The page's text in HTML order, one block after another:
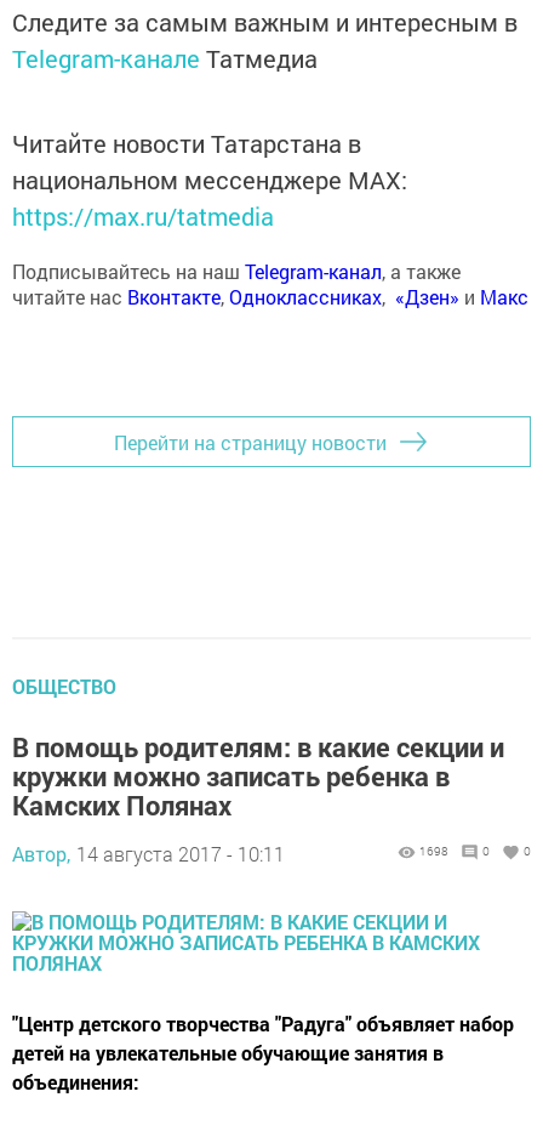
Следите за самым важным и интересным в
Telegram-канале Татмедиа
Читайте новости Татарстана в
национальном мессенджере MАХ:
https://max.ru/tatmedia
Подписывайтесь на наш Telegram-канал, а также
читайте нас Вконтакте,Одноклассниках, «Дзен» и Макс
Перейти на страницу новости
ОБЩЕСТВО
В помощь родителям: в какие секции и
кружки можно записать ребенка в
Камских Полянах
Автор, 14 августа 2017 - 10:11 1698 0 0
"Центр детского творчества "Радуга" объявляет набор
детей на увлекательные обучающие занятия в
объединения: